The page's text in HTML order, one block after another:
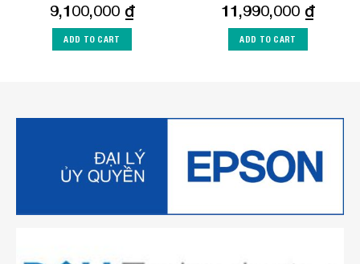
9,100,000 ₫
ADD TO CART
11,990,000 ₫
ADD TO CART